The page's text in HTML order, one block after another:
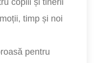
copiii și tinerii
timp și noi
pentru